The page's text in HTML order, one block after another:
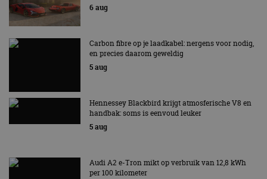
6 aug
Carbon fibre op je laadkabel: nergens voor nodig,
en precies daarom geweldig
5 aug
Hennessey Blackbird krijgt atmosferische V8 en
handbak: soms is eenvoud leuker
5 aug
Audi A2 e-Tron mikt op verbruik van 12,8 kWh
per 100 kilometer